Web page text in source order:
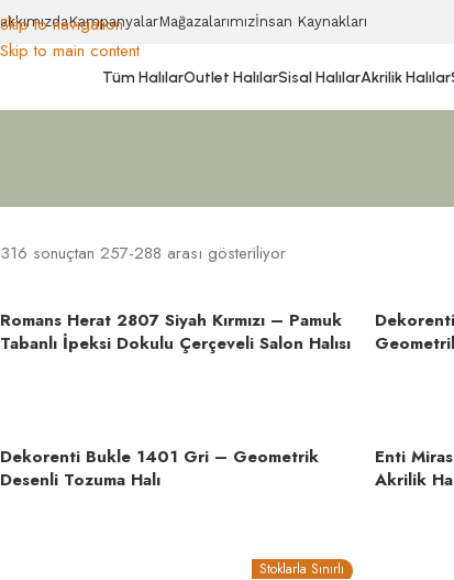
Skip to navigation
Skip to main content
KampanyalarMağazalarımızİnsan Kaynakları
Tüm HalılarOutlet HalılarSisal HalılarAkrilik Halılar
316 sonuçtan 257-288 arası gösteriliyor
Romans Herat 2807 Siyah Kırmızı – Pamuk
Tabanlı İpeksi Dokulu Çerçeveli Salon Halısı
Dekorenti Bukle 1401 Gri – Geometrik
Desenli Tozuma Halı
Enti
Akrilik
Stoklarla Sınırlı